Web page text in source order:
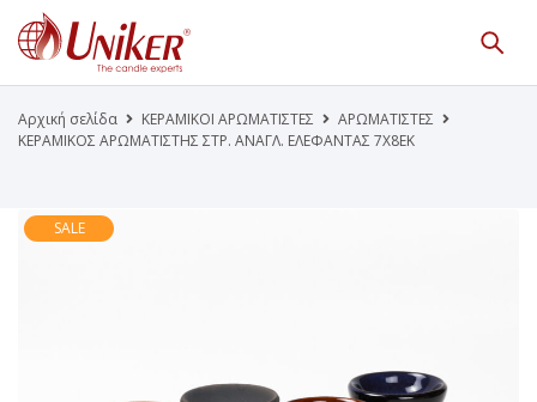
Κατάλογος Προϊόντων
Γίνε Συνεργάτης μας
Αρχική σελίδα ΚΕΡΑΜΙΚΟΙ ΑΡΩΜΑΤΙΣΤΕΣ
ΑΡΩΜΑΤΙΣΤΕΣ
ΚΕΡΑΜΙΚΟΣ ΑΡΩΜΑΤΙΣΤΗΣ ΣΤΡ. ΑΝΑΓΛ. ΕΛΕΦΑΝΤΑΣ 7X8ΕΚ
SALE